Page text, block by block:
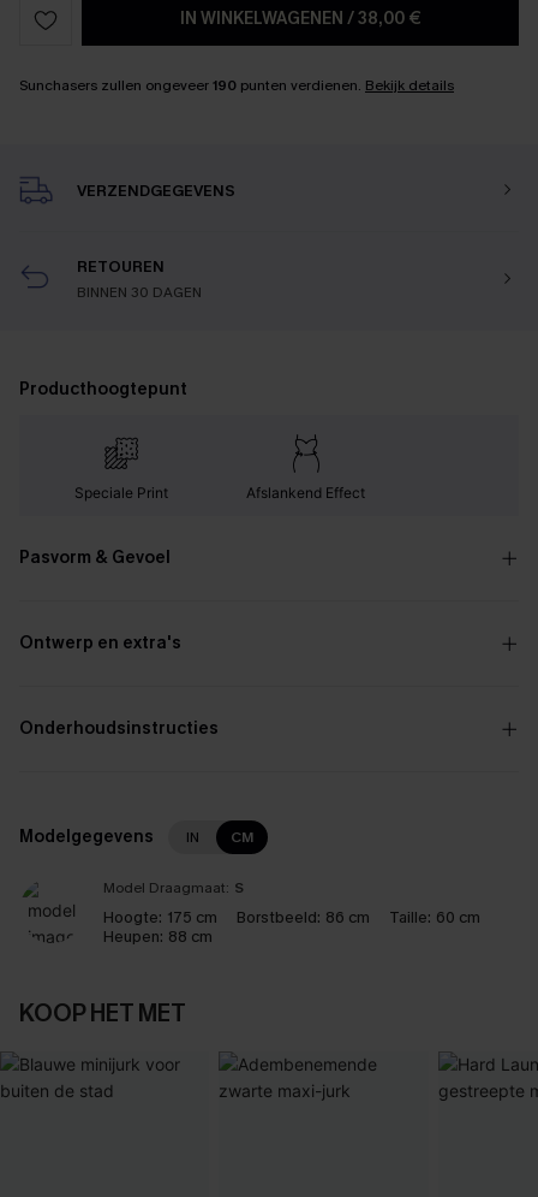
IN WINKELWAGENEN /38,00 €
Sunchasers zullen ongeveer190 punten verdienen. Bekijk details
VERZENDGEGEVENS
RETOUREN
BINNEN 30 DAGEN
Producthoogtepunt
Speciale Print Afslankend Effect
Pasvorm & Gevoel
Ontwerp en extra's
Onderhoudsinstructies
Modelgegevens IN CM
Model Draagmaat: S
Hoogte: 175 cm Borstbeeld: 86 cm Taille: 60 cm
Heupen: 88 cm
KOOP HET MET